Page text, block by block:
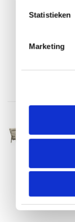
Statistieken
Marketing